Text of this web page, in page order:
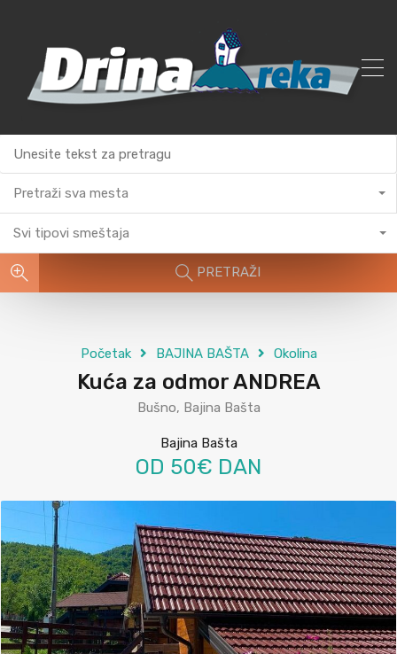
Pretraži sva mesta
Svi tipovi smeštaja
PRETRAŽI
Početak BAJINA BAŠTA Okolina
Kuća za odmor ANDREA
Bušno, Bajina Bašta
Bajina Bašta
OD 50€ DAN